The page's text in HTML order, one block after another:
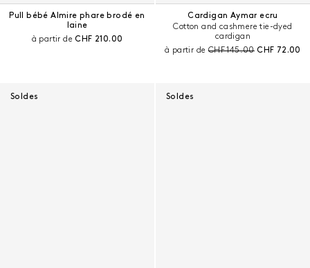
Pull bébé Almire phare brodé en
laine
à partir dePrix courant :
CHF 210.00
Cardigan Aymar ecru
Cotton and cashmere tie-dyed
cardigan
à partir dePrix avant remise :
CHF 145.00 Prix courant
CHF 72.00
Soldes Soldes